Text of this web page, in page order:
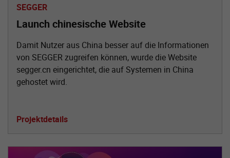
SEGGER
Launch chinesische Website
Damit Nutzer aus China besser auf die Informationen
von SEGGER zugreifen können, wurde die Website
segger.cn eingerichtet, die auf Systemen in China
gehostet wird.
Projektdetails